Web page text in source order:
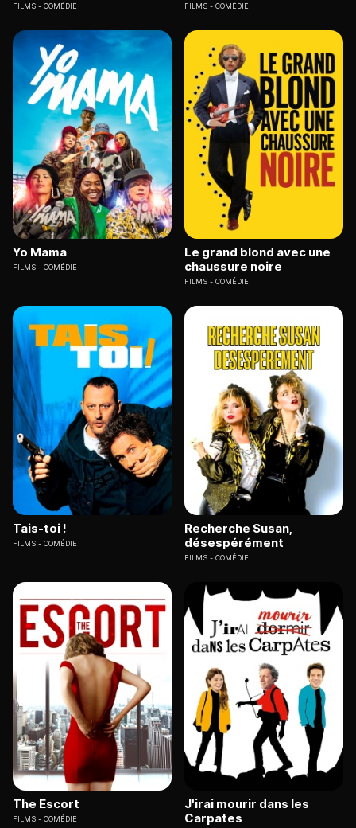
FILMS COMÉDIE FILMS COMÉDIE
Yo Mama
FILMS COMÉDIE
Le grand blond avec une
chaussure noire
FILMS COMÉDIE
Tais-toi !
FILMS COMÉDIE
Recherche Susan,
désespérément
FILMS COMÉDIE
The Escort
FILMS COMÉDIE
J'irai mourir dans les
Carpates